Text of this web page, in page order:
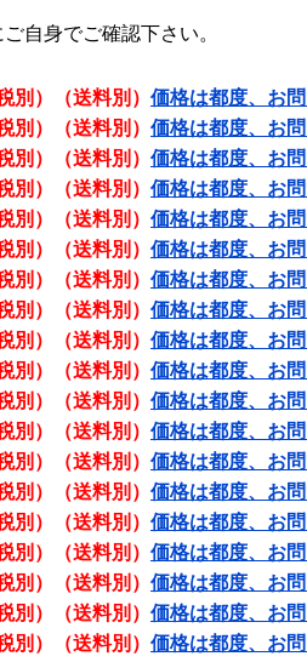
自身でご確認下さい。
別）（送料別） 価格は都度、お
別）（送料別） 価格は都度、お
別）（送料別） 価格は都度、お
別）（送料別） 価格は都度、お
別）（送料別） 価格は都度、お
別）（送料別） 価格は都度、お
別）（送料別） 価格は都度、お
別）（送料別） 価格は都度、お
別）（送料別） 価格は都度、お
別）（送料別） 価格は都度、お
別）（送料別） 価格は都度、お
別）（送料別） 価格は都度、お
別）（送料別） 価格は都度、お
別）（送料別） 価格は都度、お
別）（送料別） 価格は都度、お
別）（送料別） 価格は都度、お
別）（送料別） 価格は都度、お
別）（送料別） 価格は都度、お
別）（送料別） 価格は都度、お